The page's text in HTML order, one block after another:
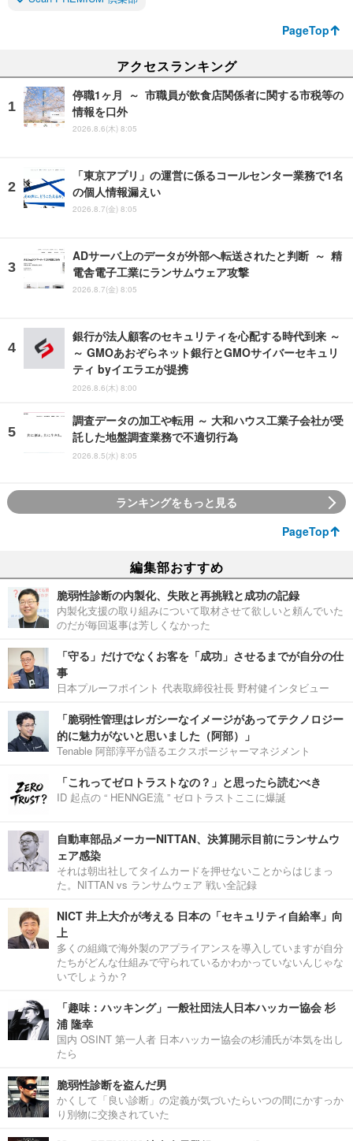
PageTop
アクセスランキング
停職1ヶ月 ～ 市職員が飲食店関係者に関する市税等の
情報を口外
2026.8.6(木) 8:05
「東京アプリ」の運営に係るコールセンター業務で1名
の個人情報漏えい
2026.8.7(金) 8:05
ADサーバ上のデータが外部へ転送されたと判断 ～ 精
電舎電子工業にランサムウェア攻撃
2026.8.7(金) 8:05
銀行が法人顧客のセキュリティを心配する時代到来 ～
～ GMOあおぞらネット銀行とGMOサイバーセキュリ
ティ byイエラエが提携
2026.8.6(木) 8:00
調査データの加工や転用 ～ 大和ハウス工業子会社が受
託した地盤調査業務で不適切行為
2026.8.5(水) 8:05
ランキングをもっと見る
PageTop
編集部おすすめ
脆弱性診断の内製化、失敗と再挑戦と成功の記録
内製化支援の取り組みについて取材させて欲しいと頼んでいた
のだが毎回返事は芳しくなかった
「守る」だけでなくお客を「成功」させるまでが自分の仕
事
日本プルーフポイント 代表取締役社長 野村健インタビュー
「脆弱性管理はレガシーなイメージがあってテクノロジー
的に魅力がないと思いました（阿部）」
Tenable 阿部淳平が語るエクスポージャーマネジメント
「これってゼロトラストなの？」と思ったら読むべき
ID 起点の “ HENNGE流 ” ゼロトラストここに爆誕
自動車部品メーカーNITTAN、決算開示目前にランサムウ
ェア感染
それは朝出社してタイムカードを押せないことからはじまっ
た。NITTAN vs ランサムウェア 戦い全記録
NICT 井上大介が考える 日本の「セキュリティ自給率」向
上
多くの組織で海外製のアプライアンスを導入していますが自分
たちがどんな仕組みで守られているかわかっていないんじゃな
いでしょうか？
「趣味：ハッキング」一般社団法人日本ハッカー協会 杉
浦 隆幸
国内 OSINT 第一人者 日本ハッカー協会の杉浦氏が本気を出し
たら
脆弱性診断を盗んだ男
かくして「良い診断」の定義が気づいたらいつの間にかすっか
り別物に交換されていた